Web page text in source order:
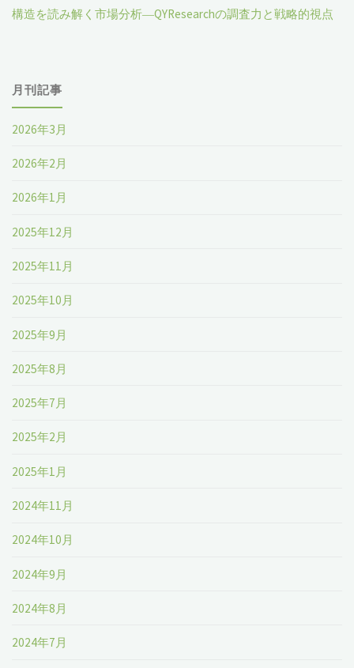
構造を読み解く市場分析―QYResearchの調査力と戦略的視点
月刊記事
2026年3月
2026年2月
2026年1月
2025年12月
2025年11月
2025年10月
2025年9月
2025年8月
2025年7月
2025年2月
2025年1月
2024年11月
2024年10月
2024年9月
2024年8月
2024年7月